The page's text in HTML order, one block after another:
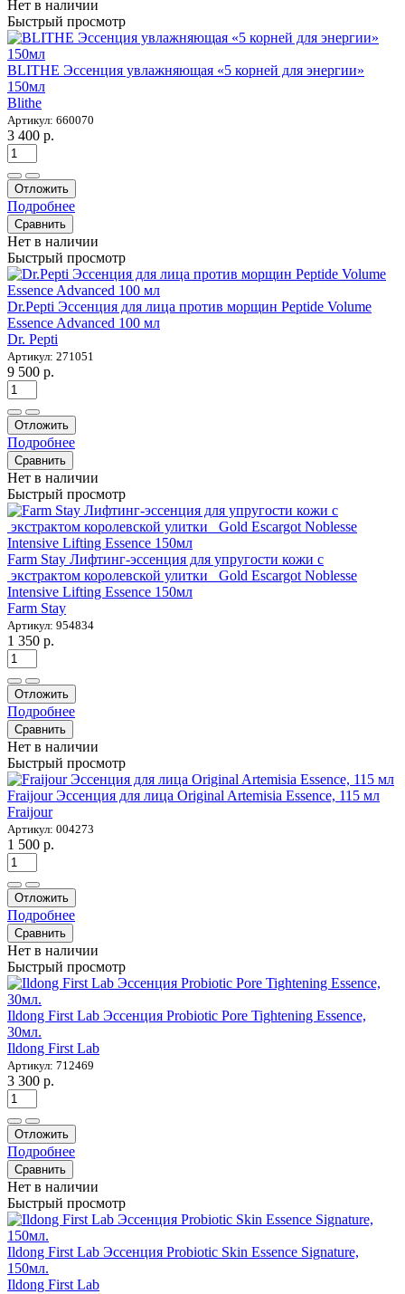
Нет в наличии
Быстрый просмотр
BLITHE Эссенция увлажняющая «5 корней для энергии»
150мл
Blithe
Артикул: 660070
3 400 р.
Отложить
Подробнее
Сравнить
Нет в наличии
Быстрый просмотр
Dr.Pepti Эссенция для лица против морщин Peptide Volume
Essence Advanced 100 мл
Dr. Pepti
Артикул: 271051
9 500 р.
Отложить
Подробнее
Сравнить
Нет в наличии
Быстрый просмотр
Farm Stay Лифтинг-эссенция для упругости кожи с
экстрактом королевской улитки Gold Escargot Noblesse
Intensive Lifting Essence 150мл
Farm Stay
Артикул: 954834
1 350 р.
Отложить
Подробнее
Сравнить
Нет в наличии
Быстрый просмотр
Fraijour Эссенция для лица Original Artemisia Essence, 115 мл
Fraijour
Артикул: 004273
1 500 р.
Отложить
Подробнее
Сравнить
Нет в наличии
Быстрый просмотр
Ildong First Lab Эссенция Probiotic Pore Tightening Essence,
30мл.
Ildong First Lab
Артикул: 712469
3 300 р.
Отложить
Подробнее
Сравнить
Нет в наличии
Быстрый просмотр
Ildong First Lab Эссенция Probiotic Skin Essence Signature,
150мл.
Ildong First Lab